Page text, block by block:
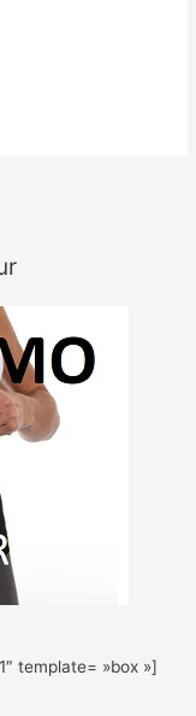
template= »box »]